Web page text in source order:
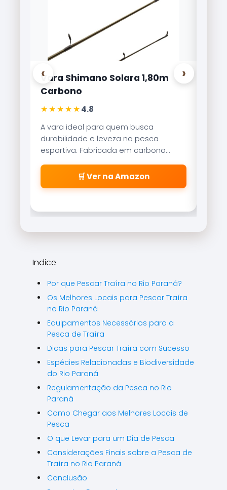
‹
Vara Shimano Solara 1,80m
Carbono
★★★★★4.8
A vara ideal para quem busca
durabilidade e leveza na pesca
esportiva. Fabricada em carbono
aeroglass, oferece sensibilidade
incrível para fisgadas precisas.
🛒 Ver na Amazon
›
Indice
Por que Pescar Traíra no Rio Paraná?
Os Melhores Locais para Pescar Traíra
no Rio Paraná
Equipamentos Necessários para a
Pesca de Traíra
Dicas para Pescar Traíra com Sucesso
Espécies Relacionadas e Biodiversidade
do Rio Paraná
Regulamentação da Pesca no Rio
Paraná
Como Chegar aos Melhores Locais de
Pesca
O que Levar para um Dia de Pesca
Considerações Finais sobre a Pesca de
Traíra no Rio Paraná
Conclusão